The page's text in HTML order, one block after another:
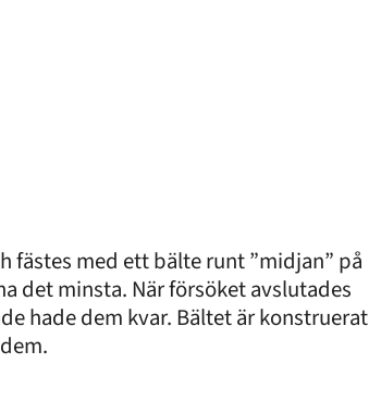
fästes med ett bälte runt ”midjan” på
det minsta. När försöket avslutades
hade dem kvar. Bältet är konstruerat